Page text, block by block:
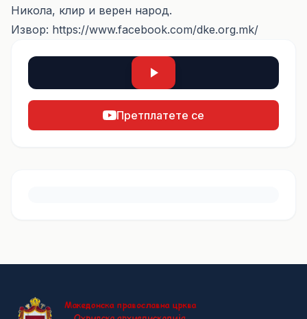
Никола, клир и верен народ.
Извор: https://www.facebook.com/dke.org.mk/
Претплатете се